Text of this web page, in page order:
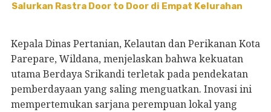
Salurkan Rastra Door to Door di Empat Kelurahan
Kepala Dinas Pertanian, Kelautan dan Perikanan Kota
Parepare, Wildana, menjelaskan bahwa kekuatan
utama Berdaya Srikandi terletak pada pendekatan
pemberdayaan yang saling menguatkan. Inovasi ini
mempertemukan sarjana perempuan lokal yang